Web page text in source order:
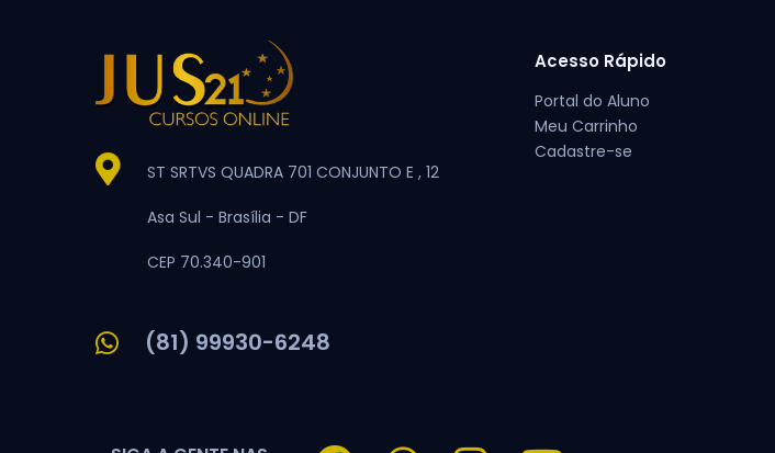
ST SRTVS QUADRA 701 CONJUNTO E , 12
Asa Sul - Brasília - DF
CEP 70.340-901
(81) 99930-6248
Acesso Rápido
Portal do Aluno
Meu Carrinho
Cadastre-se